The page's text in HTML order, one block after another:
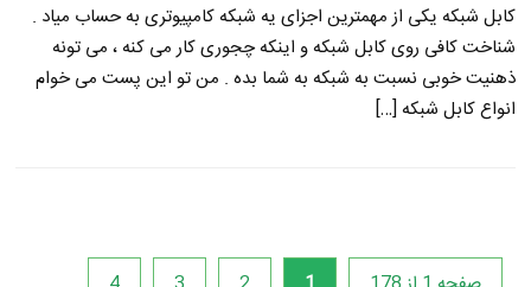
کابل شبکه یکی از مهمترین اجزای یه شبکه کامپیوتری به حساب میاد .
شناخت کافی روی کابل شبکه و اینکه چجوری کار می کنه ، می تونه
ذهنیت خوبی نسبت به شبکه به شما بده . من تو این پست می خوام
انواع کابل شبکه […]